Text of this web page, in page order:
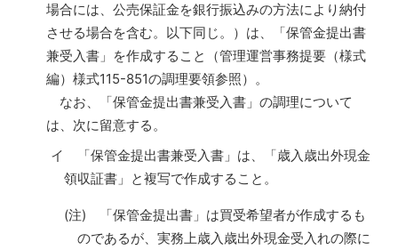
場合には、公売保証金を銀行振込みの方法により納付
させる場合を含む。以下同じ。）は、「保管金提出書
兼受入書」を作成すること（管理運営事務提要（様式
編）様式115-851の調理要領参照）。
なお、「保管金提出書兼受入書」の調理について
は、次に留意する。
イ 「保管金提出書兼受入書」は、「歳入歳出外現金
領収証書」と複写で作成すること。
(注) 「保管金提出書」は買受希望者が作成するも
のであるが、実務上歳入歳出外現金受入れの際に